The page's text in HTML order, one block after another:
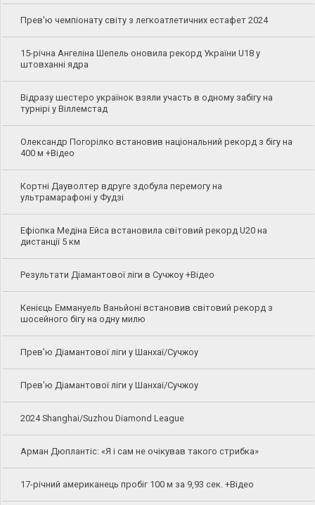
Прев'ю чемпіонату світу з легкоатлетичних естафет 2024
15-річна Ангеліна Шепель оновила рекорд України U18 у
штовханні ядра
Відразу шестеро українок взяли участь в одному забігу на
турнірі у Віллемстад
Олександр Погорілко встановив національний рекорд з бігу на
400 м +Відео
Кортні Дауволтер вдруге здобула перемогу на
ультрамарафоні у Фудзі
Ефіопка Медіна Ейса встановила світовий рекорд U20 на
дистанції 5 км
Результати Діамантової ліги в Сучжоу +Відео
Кенієць Еммануель Ваньйоні встановив світовий рекорд з
шосейного бігу на одну милю
Прев'ю Діамантової ліги у Шанхаї/Сучжоу
Прев'ю Діамантової ліги у Шанхаї/Сучжоу
2024 Shanghai/Suzhou Diamond League
Арман Дюплантіс: «Я і сам не очікував такого стрибка»
17-річний американець пробіг 100 м за 9,93 сек. +Відео